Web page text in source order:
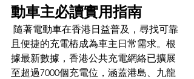
動車主必讀實用指南
隨著電動車在香港日益普及，尋找可靠
且便捷的充電樁成為車主日常需求。根
據最新數據，香港公共充電網絡已擴展
至超過7000個充電位，涵蓋港島、九龍